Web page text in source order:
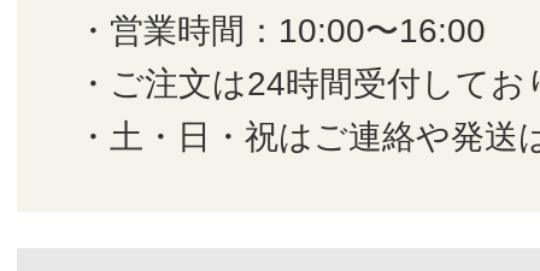
・営業時間：10:00〜16:00
・ご注文は24時間受付してお
・土・日・祝はご連絡や発送